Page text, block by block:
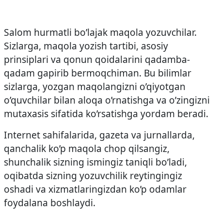
Salom hurmatli bo’lajak maqola yozuvchilar.
Sizlarga, maqola yozish tartibi, asosiy
prinsiplari va qonun qoidalarini qadamba-
qadam gapirib bermoqchiman. Bu bilimlar
sizlarga, yozgan maqolangizni o’qiyotgan
o’quvchilar bilan aloqa o’rnatishga va o’zingizni
mutaxasis sifatida ko’rsatishga yordam beradi.
Internet sahifalarida, gazeta va jurnallarda,
qanchalik ko’p maqola chop qilsangiz,
shunchalik sizning ismingiz taniqli bo’ladi,
oqibatda sizning yozuvchilik reytingingiz
oshadi va xizmatlaringizdan ko’p odamlar
foydalana boshlaydi.